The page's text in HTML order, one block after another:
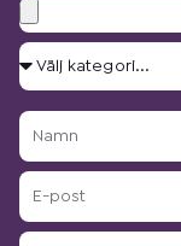
Bilagor
Välj
Namn
E-
post
Adress